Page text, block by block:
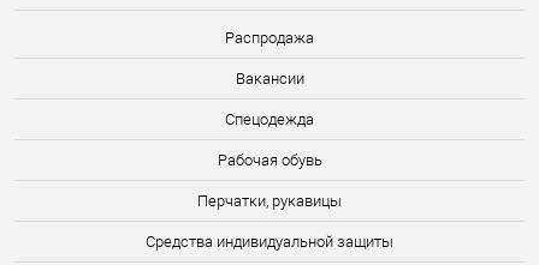
Распродажа
Вакансии
Спецодежда
Рабочая обувь
Перчатки, рукавицы
Средства индивидуальной защиты